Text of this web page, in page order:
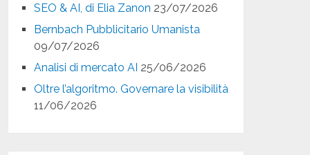
SEO & AI, di Elia Zanon 23/07/2026
Bernbach Pubblicitario Umanista
09/07/2026
Analisi di mercato AI 25/06/2026
Oltre l’algoritmo. Governare la visibilità
11/06/2026